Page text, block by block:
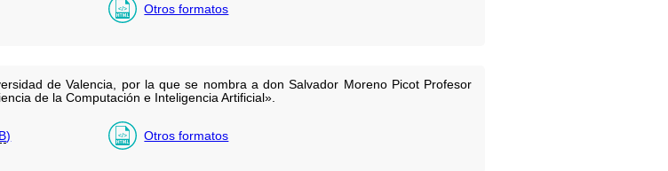
Otros formatos
de Valencia, por la que se nombra a don Salvador Moreno Picot Profesor
de la Computación e Inteligencia Artificial».
) Otros formatos